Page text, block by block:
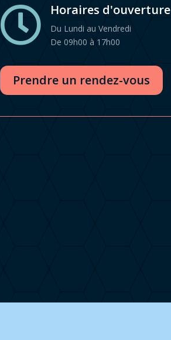
 Horaires d'ouverture
Du Lundi au Vendredi
De 09h00 à 17h00
Prendre un rendez-vous